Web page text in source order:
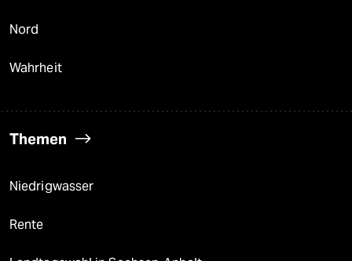
Nord
Wahrheit
Themen
Niedrigwasser
Rente